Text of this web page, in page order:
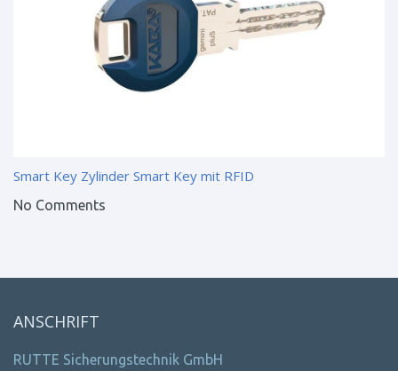
Smart Key Zylinder Smart Key mit RFID
No Comments
ANSCHRIFT
RUTTE Sicherungstechnik GmbH